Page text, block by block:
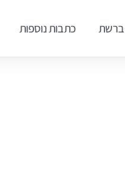
ברשת כתבות נוספות